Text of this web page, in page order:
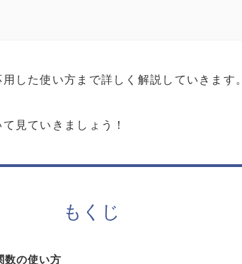
した使い方まで詳しく解説していきます。
見ていきましょう！
もくじ
の使い方